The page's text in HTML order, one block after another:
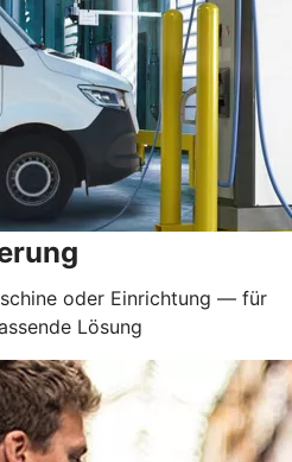
oder Einrichtung — für
Lösung